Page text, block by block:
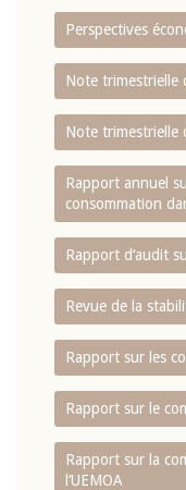
Perspectives
Note trimestrielle
Note trimestrielle
Rapport annuel
consommation
Rapport d‘audit
Revue de la
Rapport sur les
Rapport sur le
Rapport sur la
l‘UEMOA